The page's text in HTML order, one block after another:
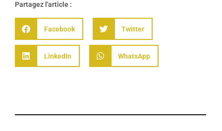
Partagez l'article :
Facebook Twitter
LinkedIn WhatsApp